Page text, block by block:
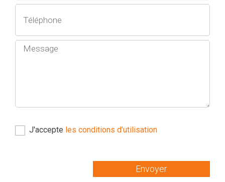
J'accepte les conditions d'utilisation
Envoyer